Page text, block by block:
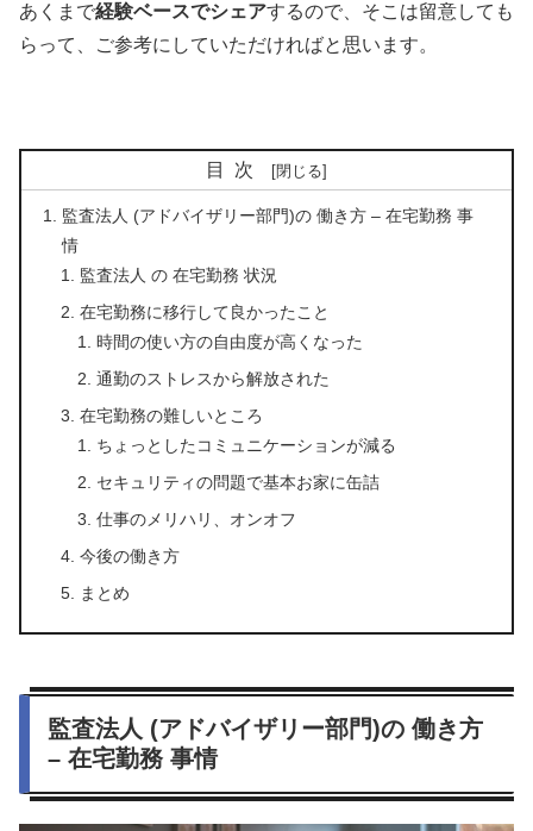
あくまで経験ベースでシェアするので、そこは留意しても
らって、ご参考にしていただければと思います。
目次
監査法人 (アドバイザリー部門)の 働き方 – 在宅勤務 事
情
監査法人 の 在宅勤務 状況
在宅勤務に移行して良かったこと
時間の使い方の自由度が高くなった
通勤のストレスから解放された
在宅勤務の難しいところ
ちょっとしたコミュニケーションが減る
セキュリティの問題で基本お家に缶詰
仕事のメリハリ、オンオフ
今後の働き方
まとめ
監査法人 (アドバイザリー部門)の 働き方
– 在宅勤務 事情